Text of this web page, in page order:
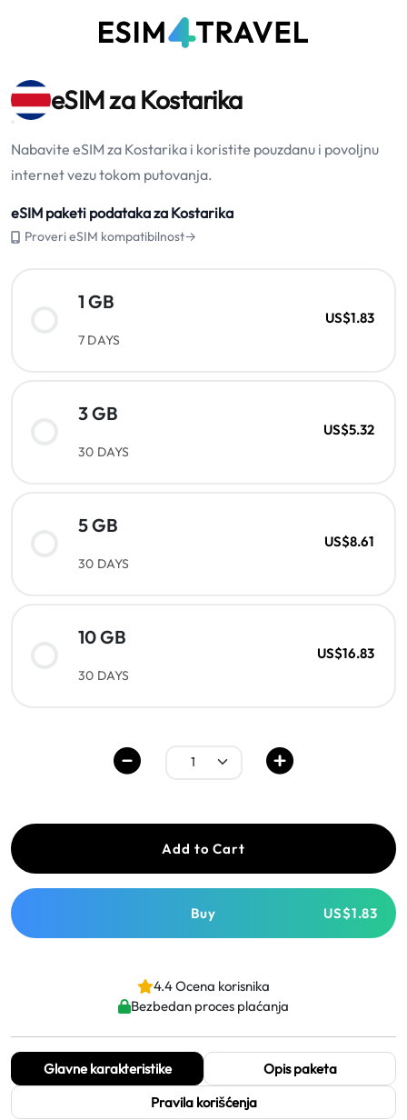
eSIM za Kostarika
Nabavite eSIM za Kostarika i koristite pouzdanu i povoljnu
internet vezu tokom putovanja.
eSIM paketi podataka za Kostarika
Proveri eSIM kompatibilnost→
1 GB
7 DAYS
US$1.83
3 GB
30 DAYS
US$5.32
5 GB
30 DAYS
US$8.61
10 GB
30 DAYS
US$16.83
Add to Cart
Buy US$1.83
4.4 Ocena korisnika
Bezbedan proces plaćanja
Glavne karakteristike
Opis paketa
Pravila korišćenja